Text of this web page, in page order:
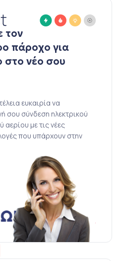
τον
πάροχο για
στο νέο σου
ευκαιρία να
σου σύνδεση ηλεκτρικού
αερίου με τις νέες
που υπάρχουν στην